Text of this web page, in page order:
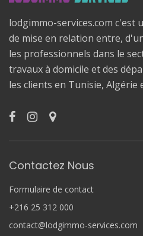
lodgimmo-services.com c'est
de mise en relation entre,
les professionnels dans le
travaux à domicile et des
les clients en Tunisie, Algérie
Contactez Nous
Formulaire de contact
+216 25 312 000
contact@lodgimmo-services.com